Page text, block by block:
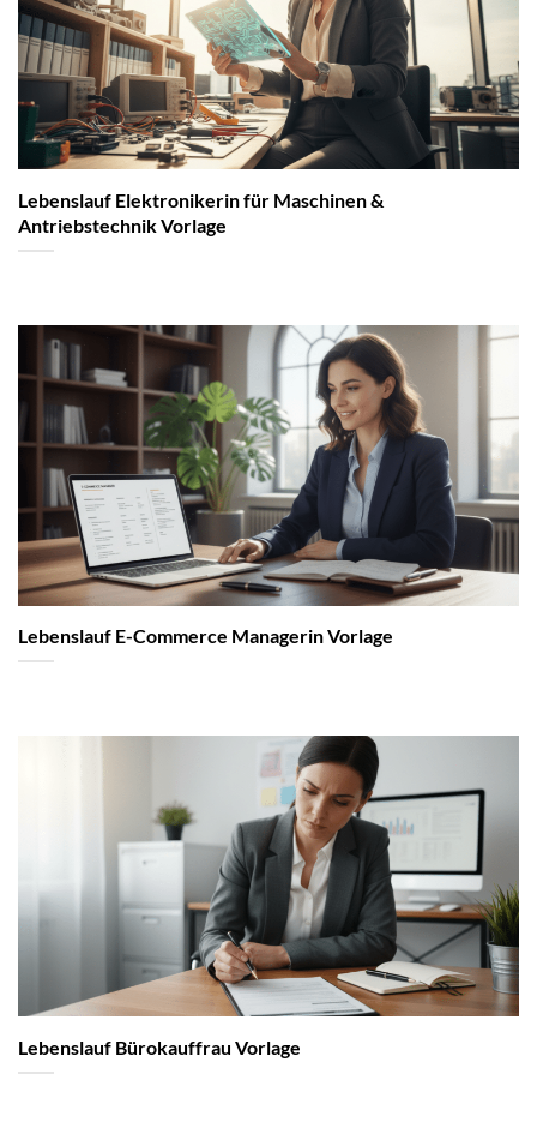
Lebenslauf Elektronikerin für Maschinen &
Antriebstechnik Vorlage
Lebenslauf E-Commerce Managerin Vorlage
Lebenslauf Bürokauffrau Vorlage